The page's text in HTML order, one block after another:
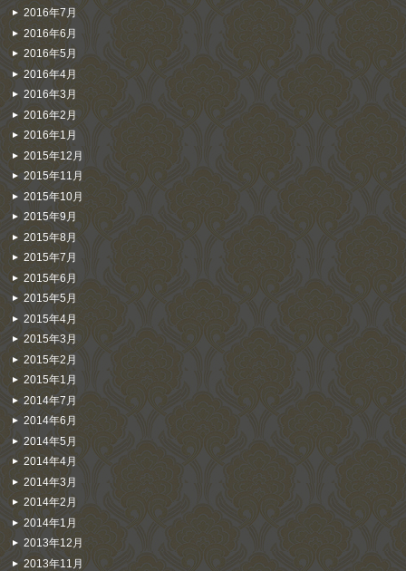
2016年7月
2016年6月
2016年5月
2016年4月
2016年3月
2016年2月
2016年1月
2015年12月
2015年11月
2015年10月
2015年9月
2015年8月
2015年7月
2015年6月
2015年5月
2015年4月
2015年3月
2015年2月
2015年1月
2014年7月
2014年6月
2014年5月
2014年4月
2014年3月
2014年2月
2014年1月
2013年12月
2013年11月